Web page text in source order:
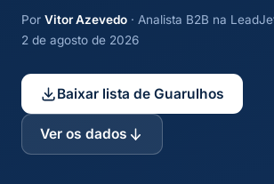
Por Vitor Azevedo · Analista B2B na
2 de agosto de 2026
Baixar lista de Guarulhos
Ver os dados